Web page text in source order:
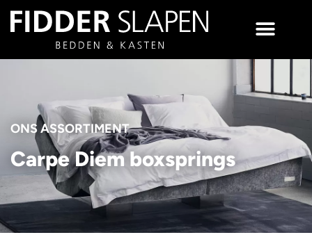
ONS ASSORTIMENT
Carpe Diem boxsprings